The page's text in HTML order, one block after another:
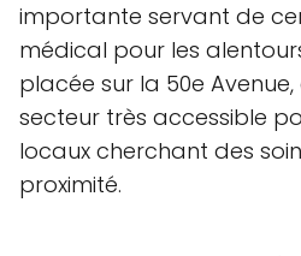
importante servant de
médical pour les
placée sur la 50e
secteur très accessible
locaux cherchant des
proximité.